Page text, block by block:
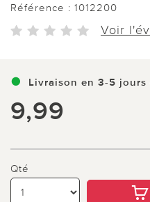
Référence : 1012200
Voir
Livraison en 3-5 jours
9,99
Qté